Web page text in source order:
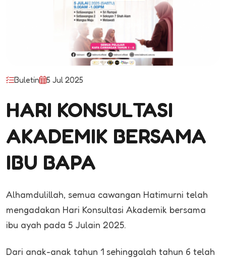
Buletin 5 Jul 2025
HARI KONSULTASI
AKADEMIK BERSAMA
IBU BAPA
Alhamdulillah, semua cawangan Hatimurni telah
mengadakan Hari Konsultasi Akademik bersama
ibu ayah pada 5 Julain 2025.
Dari anak-anak tahun 1 sehinggalah tahun 6 telah